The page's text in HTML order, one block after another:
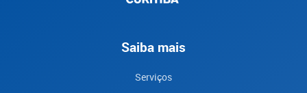
Saiba mais
Serviços